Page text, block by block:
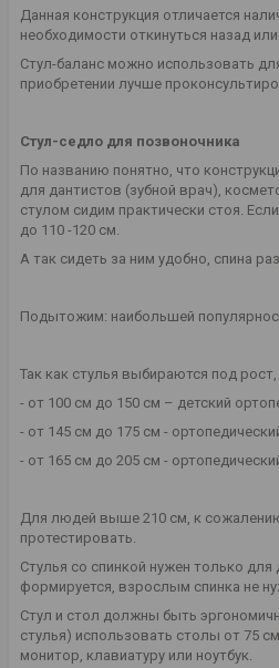
Данная конструкция отличается
необходимости откинуться назад
Стул-баланс можно использовать
приобретении лучше
Стул-седло для позвоночника
По названию понятно, что
для дантистов (зубной врач),
стулом сидим практически стоя.
до 110 -120 см.
А так сидеть за ним удобно, спина
Подытожим: наибольшей
Так как стулья выбираются под
- от 100 см до 150 см – детский
- от 145 см до 175 см -
- от 165 см до 205 см -
Для людей выше 210 см, к
протестировать.
Стулья со спинкой нужен только
формируется, взрослым спинка не
Стул и стол должны быть
стулья) использовать столы от 75
монитор, клавиатуру или ноутбук.